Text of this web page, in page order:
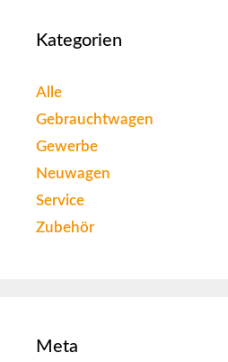
Kategorien
Alle
Gebrauchtwagen
Gewerbe
Neuwagen
Service
Zubehör
Meta